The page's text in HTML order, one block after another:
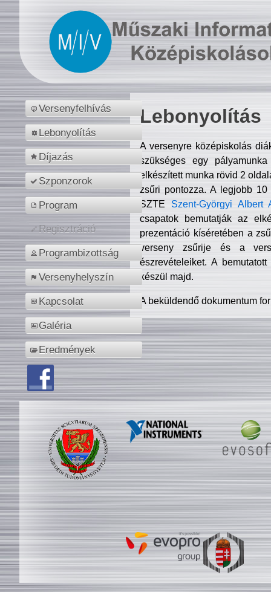
Versenyfelhívás
Lebonyolítás
Díjazás
Szponzorok
Program
Regisztráció
Programbizottság
Versenyhelyszín
Kapcsolat
Galéria
Eredmények
Lebonyolítás
A versenyre középiskolás
szükséges egy
elkészített munka rövid 2
zsűri pontozza. A legjobb
SZTE Szent-Györgyi Albert
csapatok bemutatják az
prezentáció kíséretében a
verseny zsűrije és a
észrevételeiket. A
készül majd.
A beküldendő dokumentum